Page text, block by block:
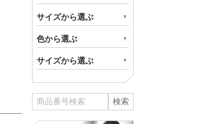
サイズから選ぶ
色から選ぶ
サイズから選ぶ